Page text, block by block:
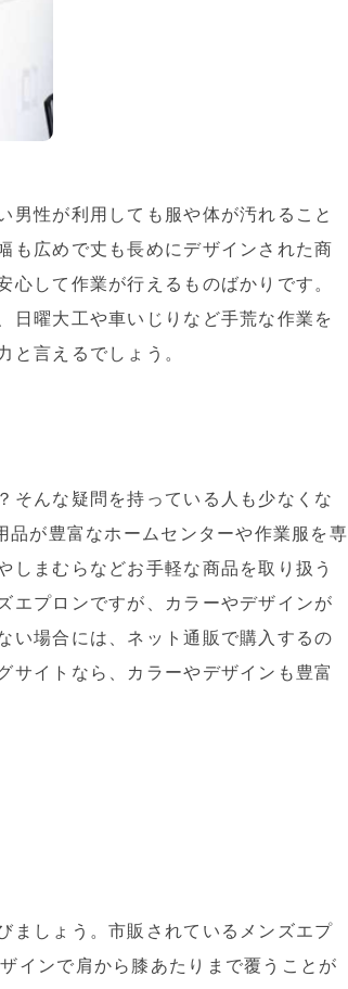
男性が利用しても服や体が汚れること
も広めで丈も長めにデザインされた商
して作業が行えるものばかりです。
日曜大工や車いじりなど手荒な作業を
と言えるでしょう。
そんな疑問を持っている人も少なくな
が豊富なホームセンターや作業服を専
しまむらなどお手軽な商品を取り扱う
エプロンですが、カラーやデザインが
い場合には、ネット通販で購入するの
サイトなら、カラーやデザインも豊富
ましょう。市販されているメンズエプ
インで肩から膝あたりまで覆うことが